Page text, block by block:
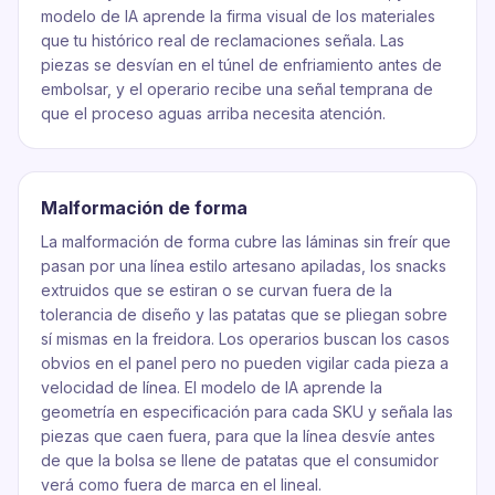
modelo de IA aprende la firma visual de los materiales
que tu histórico real de reclamaciones señala. Las
piezas se desvían en el túnel de enfriamiento antes de
embolsar, y el operario recibe una señal temprana de
que el proceso aguas arriba necesita atención.
Malformación de forma
La malformación de forma cubre las láminas sin freír que
pasan por una línea estilo artesano apiladas, los snacks
extruidos que se estiran o se curvan fuera de la
tolerancia de diseño y las patatas que se pliegan sobre
sí mismas en la freidora. Los operarios buscan los casos
obvios en el panel pero no pueden vigilar cada pieza a
velocidad de línea. El modelo de IA aprende la
geometría en especificación para cada SKU y señala las
piezas que caen fuera, para que la línea desvíe antes
de que la bolsa se llene de patatas que el consumidor
verá como fuera de marca en el lineal.